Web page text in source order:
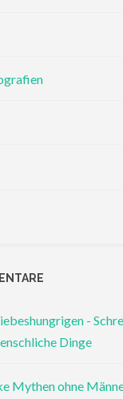
-
Dinge
Mythen ohne